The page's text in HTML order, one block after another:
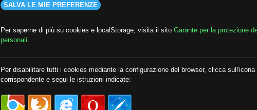
##Gilda ##audoizioni ##autonomia
SALVA LE MIE PREFERENZE
Per saperne di più su cookies e localStorage, visita il sito Garante per la protezione
personali
Per disabilitare tutti i cookies mediante la configurazione del browser, clicca sull'icona
corrispondente e segui le istruzioni indicate: